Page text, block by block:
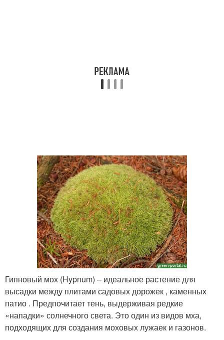
Гипновый мох (Hypnum) – идеальное растение для
высадки между плитами садовых дорожек , каменных
патио . Предпочитает тень, выдерживая редкие
«нападки» солнечного света. Это один из видов мха,
подходящих для создания моховых лужаек и газонов.